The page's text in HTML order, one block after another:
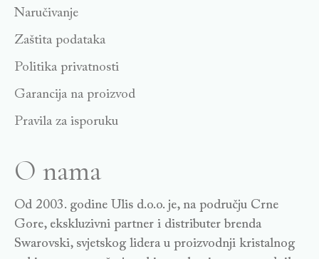
Naručivanje
Zaštita podataka
Politika privatnosti
Garancija na proizvod
Pravila za isporuku
O nama
Od 2003. godine Ulis d.o.o. je, na području Crne
Gore, ekskluzivni partner i distributer brenda
Swarovski, svjetskog lidera u proizvodnji kristalnog